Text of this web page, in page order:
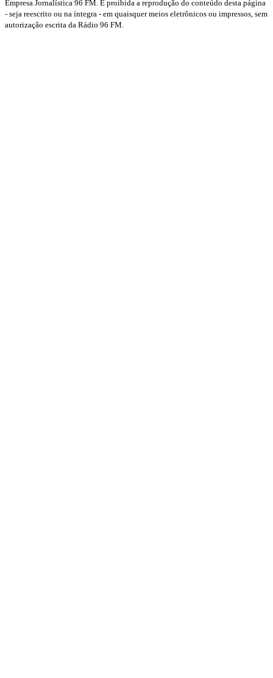
Empresa Jornalística 96 FM. É proibida a reprodução do conteúdo desta página
- seja reescrito ou na íntegra - em quaisquer meios eletrônicos ou impressos, sem
autorização escrita da Rádio 96 FM.